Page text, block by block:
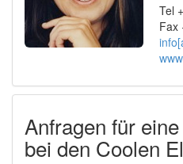
Tel
Fax
Anfragen für
bei den Coolen